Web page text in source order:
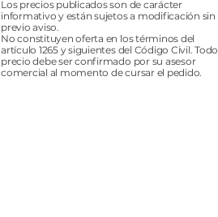
Los precios publicados son de carácter
informativo y están sujetos a modificación sin
previo aviso.
No constituyen oferta en los términos del
artículo 1265 y siguientes del Código Civil. Todo
precio debe ser confirmado por su asesor
comercial al momento de cursar el pedido.